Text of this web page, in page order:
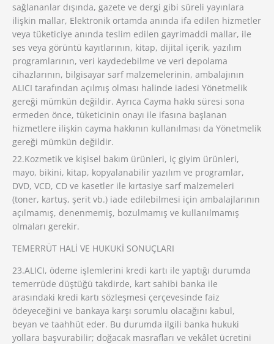
sağlananlar dışında, gazete ve dergi gibi süreli yayınlara
ilişkin mallar, Elektronik ortamda anında ifa edilen hizmetler
veya tüketiciye anında teslim edilen gayrimaddi mallar, ile
ses veya görüntü kayıtlarının, kitap, dijital içerik, yazılım
programlarının, veri kaydedebilme ve veri depolama
cihazlarının, bilgisayar sarf malzemelerinin, ambalajının
ALICI tarafından açılmış olması halinde iadesi Yönetmelik
gereği mümkün değildir. Ayrıca Cayma hakkı süresi sona
ermeden önce, tüketicinin onayı ile ifasına başlanan
hizmetlere ilişkin cayma hakkının kullanılması da Yönetmelik
gereği mümkün değildir.
22.Kozmetik ve kişisel bakım ürünleri, iç giyim ürünleri,
mayo, bikini, kitap, kopyalanabilir yazılım ve programlar,
DVD, VCD, CD ve kasetler ile kırtasiye sarf malzemeleri
(toner, kartuş, şerit vb.) iade edilebilmesi için ambalajlarının
açılmamış, denenmemiş, bozulmamış ve kullanılmamış
olmaları gerekir.
TEMERRÜT HALİ VE HUKUKİ SONUÇLARI
23.ALICI, ödeme işlemlerini kredi kartı ile yaptığı durumda
temerrüde düştüğü takdirde, kart sahibi banka ile
arasındaki kredi kartı sözleşmesi çerçevesinde faiz
ödeyeceğini ve bankaya karşı sorumlu olacağını kabul,
beyan ve taahhüt eder. Bu durumda ilgili banka hukuki
yollara başvurabilir; doğacak masrafları ve vekâlet ücretini